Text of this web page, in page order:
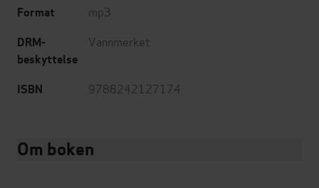
Format mp3
DRM-
beskyttelse
Vannmerket
ISBN 9788242127174
Om boken